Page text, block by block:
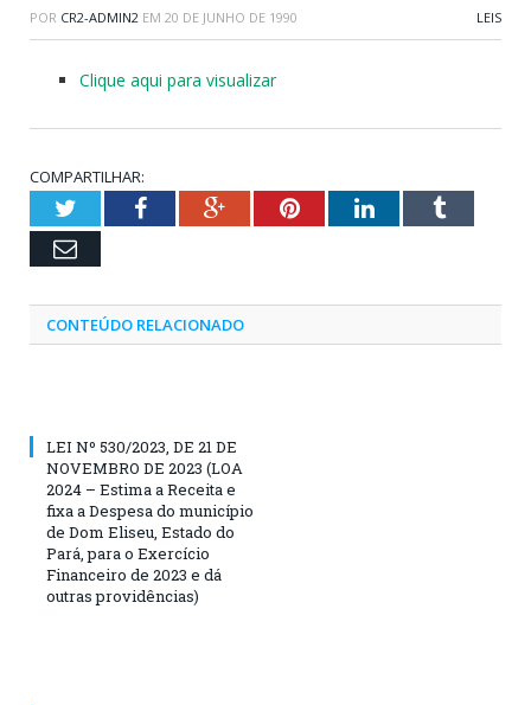
POR CR2-ADMIN2 EM 20 DE JUNHO DE 1990 LEIS
Clique aqui para visualizar
COMPARTILHAR:
TwitterFacebookGoogle+PinterestLinkedInTumblr
Email
CONTEÚDO RELACIONADO
LEI Nº 530/2023, DE 21 DE
NOVEMBRO DE 2023 (LOA
2024 – Estima a Receita e
fixa a Despesa do município
de Dom Eliseu, Estado do
Pará, para o Exercício
Financeiro de 2023 e dá
outras providências)